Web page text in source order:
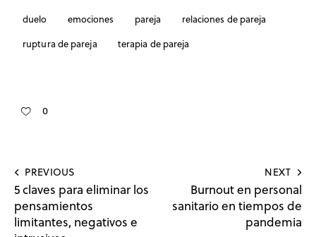
duelo emociones pareja
relaciones de pareja
ruptura de pareja
terapia de pareja
0
PREVIOUS
5 claves para eliminar los
pensamientos
limitantes, negativos e
NEXT
Burnout en personal
sanitario en tiempos de
pandemia